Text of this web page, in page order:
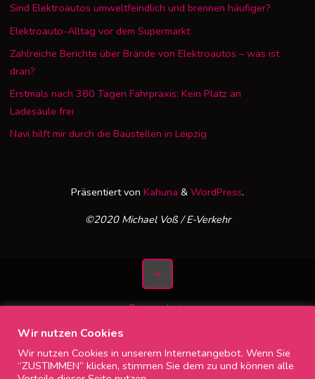
Sind Elektroautos umweltfeindlich und brennen häufiger?
Elektroauto-Alltag vor dem Supermarkt
Zahlreiche Berichte über Brände von Elektroautos – was ist
dran?
Erstmals nach 380 Tagen Fahrpraxis: Kein Platz an
Ladesäule frei
Navi hilft mir durch die Baustellen in Leipzig
Präsentiert von Kahuna & WordPress.
©2020 Michael Voß / E-Verkehr
Datenschutz
Wir nutzen Cookies
Wir nutzen Cookies in unserem Internetangebot. Wenn Sie
“ZUSTIMMEN” klicken, stimmen Sie dem zu und können alle